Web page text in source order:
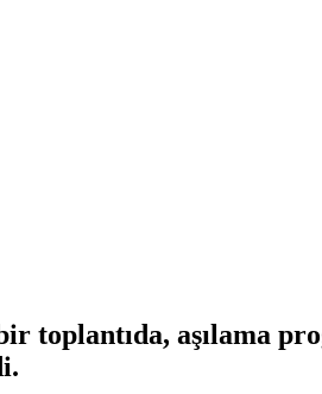
toplantıda, aşılama